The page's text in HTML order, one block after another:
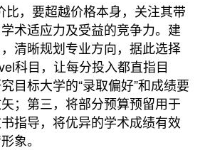
比，要超越价格本身，关注其带
术适应力及受益的竞争力。建
清晰规划专业方向，据此选择
科目，让每分投入都直指目
目标大学的“录取偏好”和成绩要
；第三，将部分预算预留用于
指导，将优异的学术成绩有效
象。